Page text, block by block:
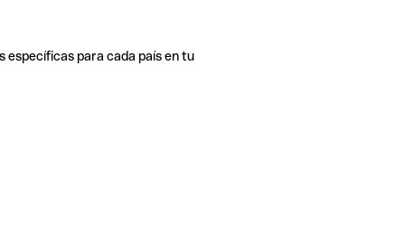
específicas para cada país en tu